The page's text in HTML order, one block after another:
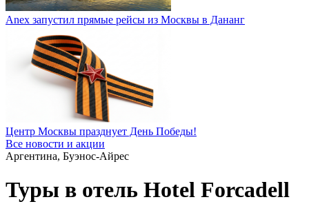
Anex запустил прямые рейсы из Москвы в Дананг
Центр Москвы празднует День Победы!
Все новости и акции
Аргентина, Буэнос-Айрес
Туры в отель Hotel Forcadell